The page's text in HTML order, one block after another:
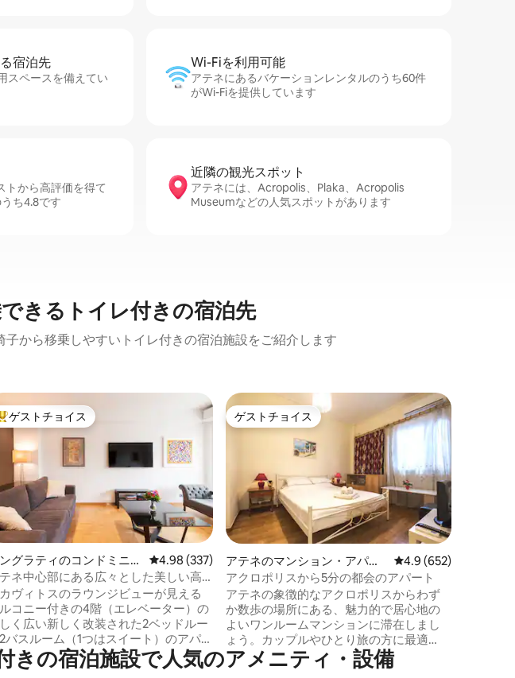
宿⁠泊⁠先
スペースを備えてい
Wi-Fiを利⁠用⁠可⁠能
アテネにあるバケーションレンタルのうち60件
がWi-Fiを提供しています
トから高評価を得て
ち4.8です
近隣の観光ス⁠ポ⁠ッ⁠ト
アテネには、Acropolis、Plaka、Acropolis
Museumなどの人気スポットがあります
きるトイレ付きの宿泊先
から移乗しやすいトイレ付きの宿泊施設をご紹介します
つ星中4.99つ星の平均評価
好評のゲストチョイスです。
ゲストチョイス
グラティのコンドミニア
レビュー337件、5つ星中4.98つ星の平均評価
4.98 (337)
ネ中心部にある広々とした美しい高
パート
ヴィトスのラウンジビューが見える
コニー付きの4階（エレベーター）の
く広い新しく改装された2ベッドルー
バスルーム（1つはスイート）のアパー
110平方メートル。 アテネ中心部のパ
ラティ地区にあり、主要な観光スポッ
ゲストチョイス
ゲストチョイス
アテネのマンション・アパー
ト
レビュー652件、5つ
4.9 (652)
アクロポリスから5分の都会のアパート
アテネの象徴的なアクロポリスからわず
か数歩の場所にある、魅力的で居心地の
よいワンルームマンションに滞在しまし
ょう。カップルやひとり旅の方に最適
な、街のど真ん中にあるくつろぎの隠れ
家です。 1日探索した後は、快適なベッド
の宿泊施設で人気のアメニティ・設備